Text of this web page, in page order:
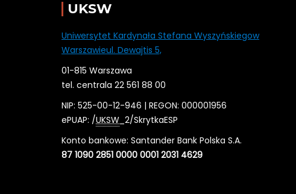
UKSW
Uniwersytet Kardynała Stefana Wyszyńskiegow
Warszawieul. Dewajtis 5,
01-815 Warszawa
tel. centrala 22 561 88 00
NIP: 525-00-12-946 | REGON: 000001956
ePUAP: /UKSW _2/SkrytkaESP
Konto bankowe: Santander Bank Polska S.A.
87 1090 2851 0000 0001 2031 4629